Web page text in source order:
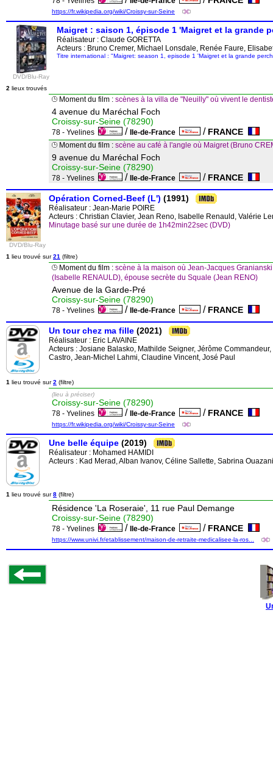
https://fr.wikipedia.org/wiki/Croissy-sur-Seine
DVD/Blu-Ray
Maigret : saison 1, épisode 1 'Maigret et la grande
Réalisateur : Claude GORETTA
Acteurs : Bruno Cremer, Michael Lonsdale, Renée Faure,
Titre international : "Maigret: season 1, episode 1 'Maigret et la grande
2 lieux trouvés
Moment du film : scènes à la villa de "Neuilly" où vivent le
4 avenue du Maréchal Foch
Croissy-sur-Seine (78290)
78 - Yvelines / Ile-de-France / FRANCE
Moment du film : scène au café à l'angle où Maigret (Bruno
9 avenue du Maréchal Foch
Croissy-sur-Seine (78290)
78 - Yvelines / Ile-de-France / FRANCE
DVD/Blu-Ray
Opération Corned-Beef (L') (1991)
Réalisateur : Jean-Marie POIRE
Acteurs : Christian Clavier, Jean Reno, Isabelle Renauld, Valérie
Minutage basé sur une durée de 1h42min22sec (DVD)
1 lieu trouvé sur21 (filtre)
Moment du film : scène à la maison où Jean-Jacques
(Isabelle RENAULD), épouse secrète du Squale (Jean RENO)
Avenue de la Garde-Pré
Croissy-sur-Seine (78290)
78 - Yvelines / Ile-de-France / FRANCE
Un tour chez ma fille (2021)
Réalisateur : Eric LAVAINE
Acteurs : Josiane Balasko, Mathilde Seigner, Jérôme
Castro, Jean-Michel Lahmi, Claudine Vincent, José Paul
1 lieu trouvé sur2 (filtre)
(lieu à préciser)
Croissy-sur-Seine (78290)
78 - Yvelines / Ile-de-France / FRANCE
https://fr.wikipedia.org/wiki/Croissy-sur-Seine
Une belle équipe (2019)
Réalisateur : Mohamed HAMIDI
Acteurs : Kad Merad, Alban Ivanov, Céline Sallette, Sabrina
1 lieu trouvé sur8 (filtre)
Résidence 'La Roseraie', 11 rue Paul Demange
Croissy-sur-Seine (78290)
78 - Yvelines / Ile-de-France / FRANCE
https://www.univi.fr/etablissement/maison-de-retraite-medicalisee-la-ros...